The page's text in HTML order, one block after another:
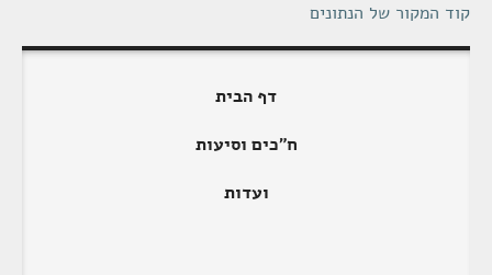
קוד המקור של הנתונים
דף הבית
ח"כים וסיעות
ועדות